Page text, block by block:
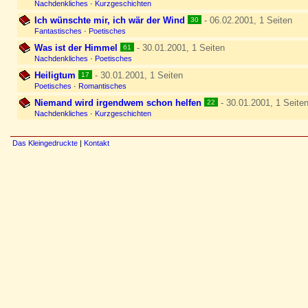
Nachdenkliches · Kurzgeschichten
Ich wünschte mir, ich wär der Wind 30 - 06.02.2001, 1 Seiten
Fantastisches · Poetisches
Was ist der Himmel 61 - 30.01.2001, 1 Seiten
Nachdenkliches · Poetisches
Heiligtum 17 - 30.01.2001, 1 Seiten
Poetisches · Romantisches
Niemand wird irgendwem schon helfen 22 - 30.01.2001, 1 Seiten
Nachdenkliches · Kurzgeschichten
Das Kleingedruckte | Kontakt